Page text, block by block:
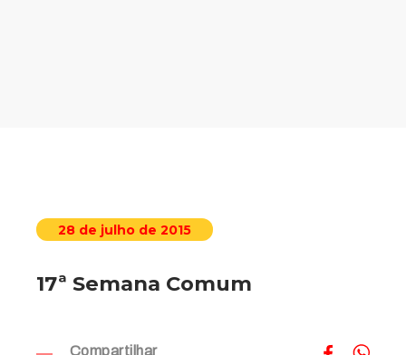
28 de julho de 2015
17ª Semana Comum
Compartilhar